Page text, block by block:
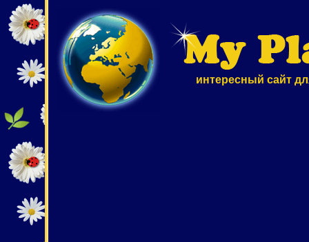
интересный сайт